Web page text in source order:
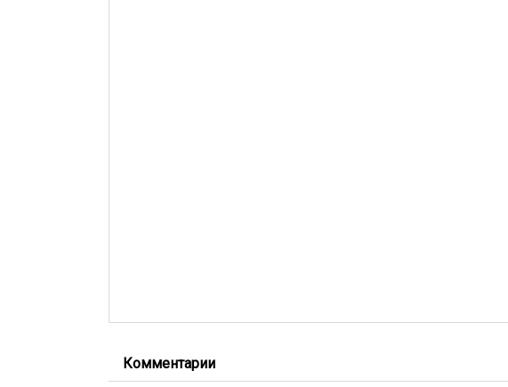
Комментарии